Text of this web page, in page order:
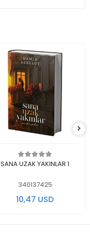
اضف الى سلة التسوق
SANA UZAK YAKINLAR 1
340137425
10,47 USD